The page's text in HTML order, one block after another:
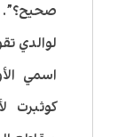
لوالدي
اسمي
كوثبرت